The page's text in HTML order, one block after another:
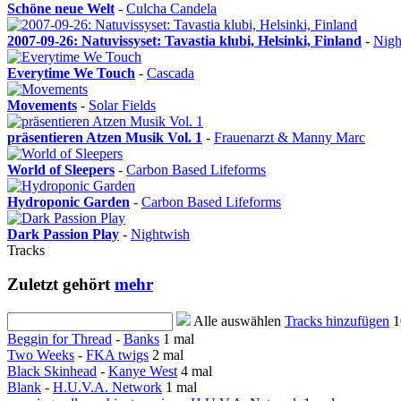
Schöne neue Welt - Culcha Candela
2007-09-26: Natuvissyset: Tavastia klubi, Helsinki, Finland -
Everytime We Touch - Cascada
Movements - Solar Fields
präsentieren Atzen Musik Vol. 1 - Frauenarzt & Manny Marc
World of Sleepers - Carbon Based Lifeforms
Hydroponic Garden - Carbon Based Lifeforms
Dark Passion Play - Nightwish
Tracks
Zuletzt gehörtmehr
Alle auswählen Tracks hinzufügen
Beggin for Thread - Banks 1 mal
Two Weeks - FKA twigs 2 mal
Black Skinhead - Kanye West 4 mal
Blank - H.U.V.A. Network 1 mal